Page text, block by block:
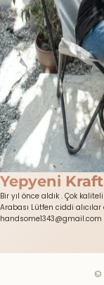
Yepyeni
Bir yıl önce aldık . Çok
Arabası Lütfen ciddi alıcılar
handsome1343@gmail.com
©